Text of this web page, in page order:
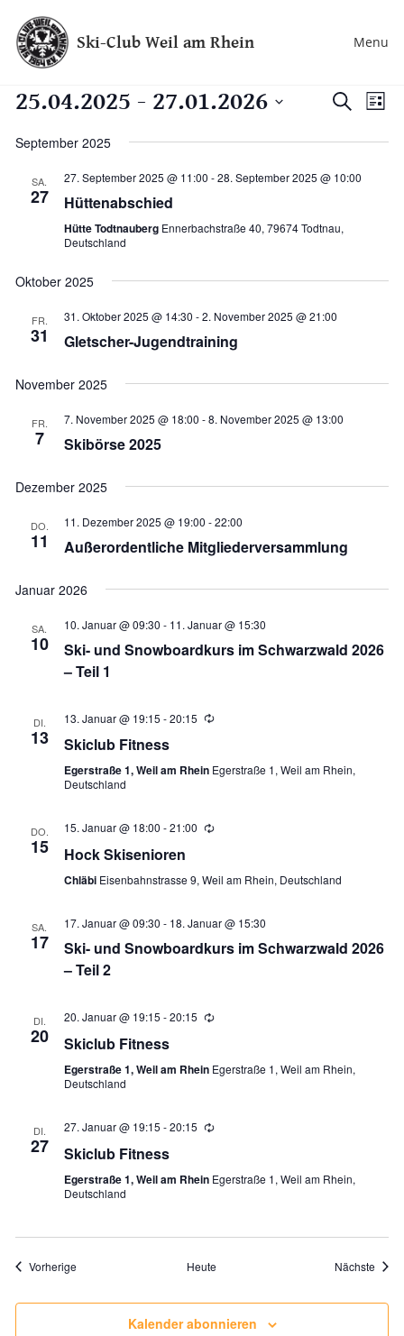
Ski-Club Weil am Rhein Menu
und
SucheListe
25.04.2025 - 27.01.2026
wählen.
September 2025
SA.
27
27. September 2025 @ 11:00 -28. September 2025 @ 10:00
Hüttenabschied
Hütte Todtnauberg Ennerbachstraße 40, 79674 Todtnau,
Deutschland
Oktober 2025
FR.
31
31. Oktober 2025 @ 14:30 -2. November 2025 @ 21:00
Gletscher-Jugendtraining
November 2025
FR.
7
7. November 2025 @ 18:00 -8. November 2025 @ 13:00
Skibörse 2025
Dezember 2025
DO.
11
11. Dezember 2025 @ 19:00 -22:00
Außerordentliche Mitgliederversammlung
Januar 2026
SA.
10
10. Januar @ 09:30 - 11. Januar @ 15:30
Ski- und Snowboardkurs im Schwarzwald 2026
– Teil 1
DI.
13
13. Januar @ 19:15 -20:15 Wiederholung
Skiclub Fitness
Egerstraße 1, Weil am Rhein Egerstraße 1, Weil am Rhein,
Deutschland
DO.
15
15. Januar @ 18:00 -21:00 Wiederholung
Hock Skisenioren
Chläbi Eisenbahnstrasse 9, Weil am Rhein, Deutschland
SA.
17
17. Januar @ 09:30 - 18. Januar @ 15:30
Ski- und Snowboardkurs im Schwarzwald 2026
– Teil 2
DI.
20
20. Januar @ 19:15 -20:15 Wiederholung
Skiclub Fitness
Egerstraße 1, Weil am Rhein Egerstraße 1, Weil am Rhein,
Deutschland
DI.
27
27. Januar @ 19:15 -20:15 Wiederholung
Skiclub Fitness
Egerstraße 1, Weil am Rhein Egerstraße 1, Weil am Rhein,
Deutschland
VorherigeVeranstaltungen Heute Nächste
Kalender abonnieren